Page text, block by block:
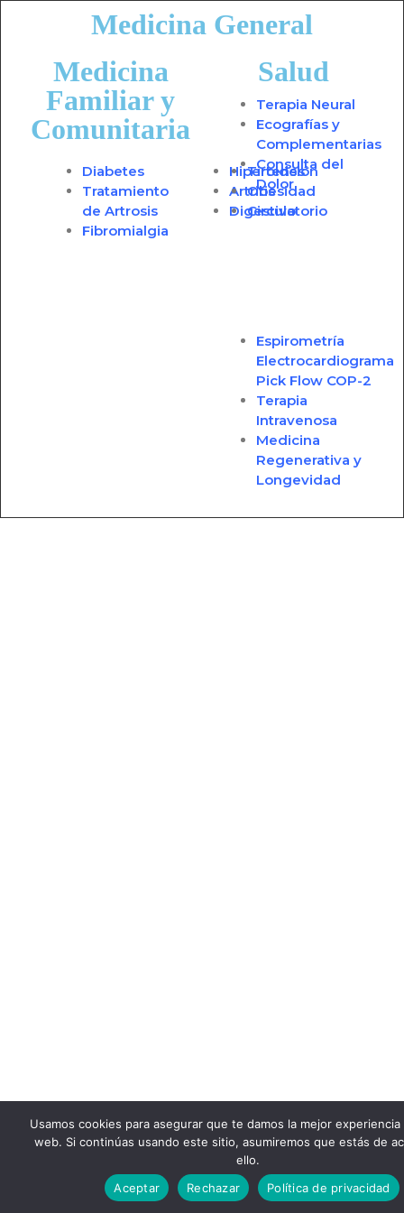
Medicina General
Medicina
Familiar y
Comunitaria
Diabetes
Tratamiento
de Artrosis
Fibromialgia
Hipertensión
Artritis
Digestivo
Tiroides
Obesidad
Circulatorio
Salud
Terapia Neural
Ecografías y
Complementarias
Consulta del
Dolor
Espirometría
Electrocardiograma
Pick Flow COP-2
Terapia
Intravenosa
Medicina
Regenerativa y
Longevidad
Usamos cookies para asegurar que te damos la mejor
web. Si continúas usando este sitio, asumiremos que estás de
ello.
Aceptar
Rechazar Política de privacidad